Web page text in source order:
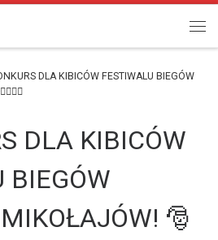
DLA KIBICÓW FESTIWALU BIEGÓW
DLA KIBICÓW
BIEGÓW
🎅